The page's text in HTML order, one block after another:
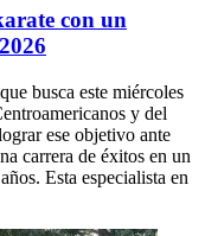
con un
busca este miércoles
y del
ese objetivo ante
carrera de éxitos en un
Esta especialista en